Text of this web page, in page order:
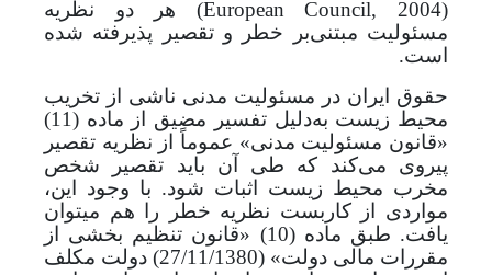
(
European Council, 2004
) هر دو نظریه
مسئولیت مبتنی‌بر خطر و تقصیر پذیرفته شده
است.
حقوق ایران در مسئولیت مدنی ناشی از تخریب
محیط زیست به‌دلیل تفسیر مضیق از ماده (11)
«قانون مسئولیت مدنی» عموماً از نظریه تقصیر
پیروی می­‌کند که طی آن باید تقصیر شخص
مخرب محیط زیست اثبات شود. با وجود این،
مواردی از کاربست نظریه خطر را هم می­توان
یافت. طبق ماده (10) «قانون تنظیم بخشی از
مقررات مالی دولت» (27/11/1380) دولت مکلف